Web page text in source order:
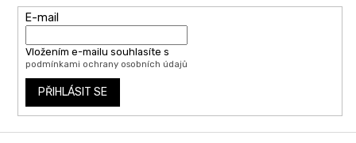
E-mail
Vložením e-mailu souhlasíte s
podmínkami ochrany osobních údajů
PŘIHLÁSIT SE